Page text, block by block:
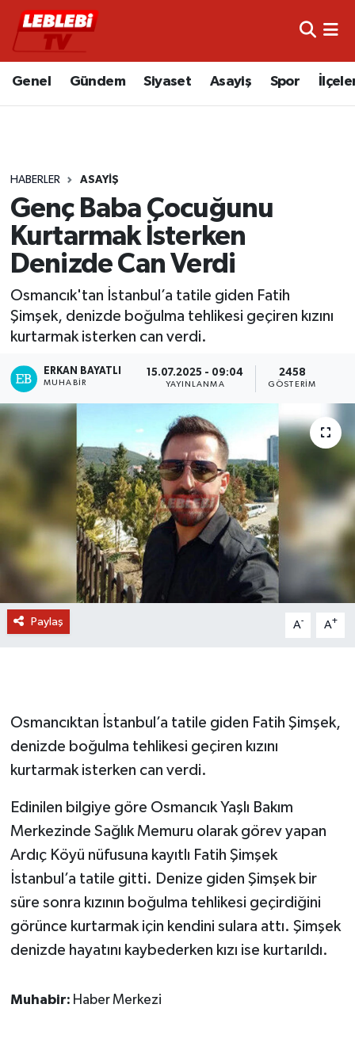
Genel Gündem Siyaset Asayiş Spor
HABERLER ASAYIŞ
Genç Baba Çocuğunu
Kurtarmak İsterken
Denizde Can Verdi
Osmancık'tan İstanbul’a tatile giden Fatih
Şimşek, denizde boğulma tehlikesi geçiren kızını
kurtarmak isterken can verdi.
ERKAN BAYATLI
MUHABIR
15.07.2025 - 09:04
YAYINLANMA
2458
GÖSTERIM
Paylaş A- A+
Osmancıktan İstanbul’a tatile giden Fatih Şimşek,
denizde boğulma tehlikesi geçiren kızını
kurtarmak isterken can verdi.
Edinilen bilgiye göre Osmancık Yaşlı Bakım
Merkezinde Sağlık Memuru olarak görev yapan
Ardıç Köyü nüfusuna kayıtlı Fatih Şimşek
İstanbul’a tatile gitti. Denize giden Şimşek bir
süre sonra kızının boğulma tehlikesi geçirdiğini
görünce kurtarmak için kendini sulara attı. Şimşek
denizde hayatını kaybederken kızı ise kurtarıldı.
Muhabir: Haber Merkezi
Hava Durumu
Süper Lig Puan Durumu ve Fikstür
Tüm Manşetler
Son Dakika Haberleri
Haber Arşivi